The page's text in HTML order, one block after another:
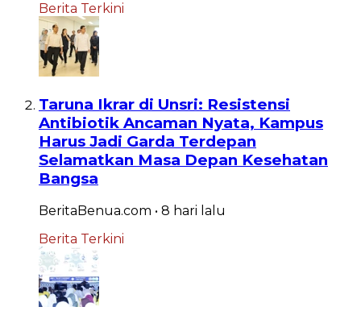
Berita Terkini
Taruna Ikrar di Unsri: Resistensi
Antibiotik Ancaman Nyata, Kampus
Harus Jadi Garda Terdepan
Selamatkan Masa Depan Kesehatan
Bangsa
BeritaBenua.com • 8 hari lalu
Berita Terkini